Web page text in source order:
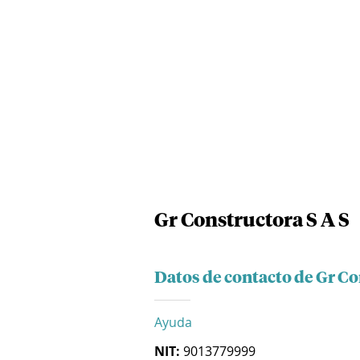
Gr Constructora S A S
Datos de contacto de Gr
Ayuda
NIT: 9013779999